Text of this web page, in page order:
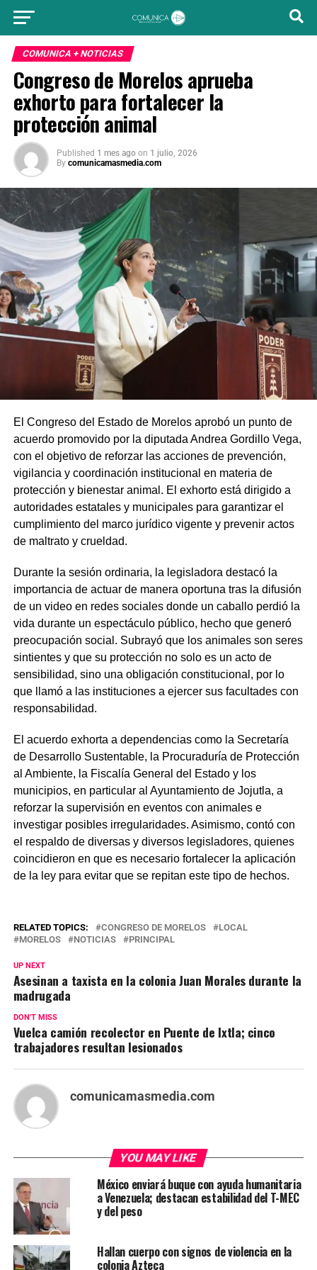
COMUNICA + NOTICIAS
Congreso de Morelos aprueba
exhorto para fortalecer la
protección animal
Published 1 mes ago on 1 julio, 2026
By comunicamasmedia.com
El Congreso del Estado de Morelos aprobó un punto de
acuerdo promovido por la diputada Andrea Gordillo Vega,
con el objetivo de reforzar las acciones de prevención,
vigilancia y coordinación institucional en materia de
protección y bienestar animal. El exhorto está dirigido a
autoridades estatales y municipales para garantizar el
cumplimiento del marco jurídico vigente y prevenir actos
de maltrato y crueldad.
Durante la sesión ordinaria, la legisladora destacó la
importancia de actuar de manera oportuna tras la difusión
de un video en redes sociales donde un caballo perdió la
vida durante un espectáculo público, hecho que generó
preocupación social. Subrayó que los animales son seres
sintientes y que su protección no solo es un acto de
sensibilidad, sino una obligación constitucional, por lo
que llamó a las instituciones a ejercer sus facultades con
responsabilidad.
El acuerdo exhorta a dependencias como la Secretaría
de Desarrollo Sustentable, la Procuraduría de Protección
al Ambiente, la Fiscalía General del Estado y los
municipios, en particular al Ayuntamiento de Jojutla, a
reforzar la supervisión en eventos con animales e
investigar posibles irregularidades. Asimismo, contó con
el respaldo de diversas y diversos legisladores, quienes
coincidieron en que es necesario fortalecer la aplicación
de la ley para evitar que se repitan este tipo de hechos.
RELATED TOPICS: CONGRESO DE MORELOS
LOCAL
MORELOS
NOTICIAS PRINCIPAL
UP NEXT
Asesinan a taxista en la colonia Juan Morales durante la
madrugada
DON'T MISS
Vuelca camión recolector en Puente de Ixtla; cinco
trabajadores resultan lesionados
comunicamasmedia.com
YOU MAY LIKE
México enviará buque con ayuda humanitaria
a Venezuela; destacan estabilidad del T-MEC
y del peso
Hallan cuerpo con signos de violencia en la
colonia Azteca